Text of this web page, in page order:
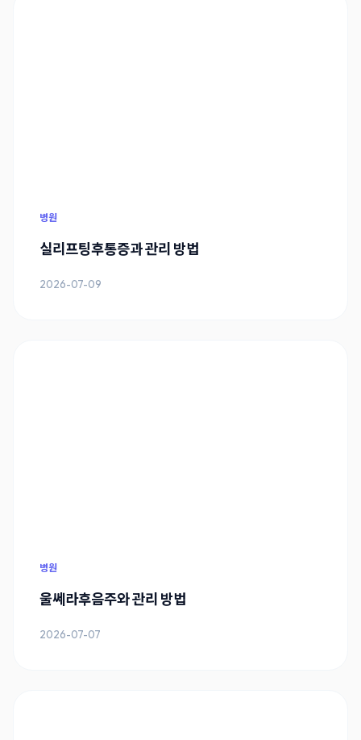
병원
실리프팅후통증과 관리 방법
2026-07-09
병원
울쎄라후음주와 관리 방법
2026-07-07